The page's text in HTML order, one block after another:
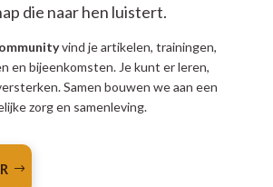
die naar hen luistert.
vind je artikelen, trainingen,
en bijeenkomsten. Je kunt er leren,
Samen bouwen we aan een
zorg en samenleving.